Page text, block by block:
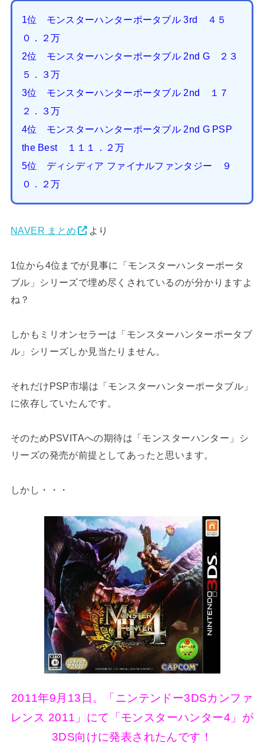
1位 モンスターハンターポータブル 3rd ４５
０．２万
2位 モンスターハンターポータブル 2nd G ２３
５．３万
3位 モンスターハンターポータブル 2nd １７
２．３万
4位 モンスターハンターポータブル 2nd G PSP
the Best １１１．２万
5位 ディシディア ファイナルファンタジー ９
０．２万
NAVER まとめ より
1位から4位までが見事に「モンスターハンターポータ
ブル」シリーズで埋め尽くされているのが分かりますよ
ね？
しかもミリオンセラーは「モンスターハンターポータブ
ル」シリーズしか見当たりません。
それだけPSP市場は「モンスターハンターポータブル」
に依存していたんです。
そのためPSVITAへの期待は「モンスターハンター」シ
リーズの発売が前提としてあったと思います。
しかし・・・
2011年9月13日。「ニンテンドー3DSカンファ
レンス 2011」にて「モンスターハンター4」が
3DS向けに発表されたんです！